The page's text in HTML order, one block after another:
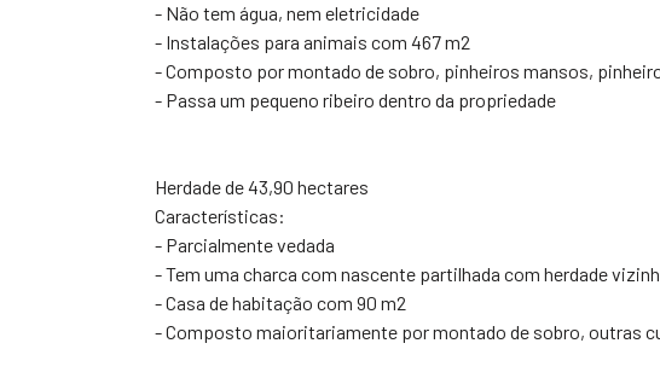
- Não tem água, nem eletricidade
- Instalações para animais com 467 m2
- Composto por montado de sobro, pinheiros mansos,
- Passa um pequeno ribeiro dentro da propriedade
Herdade de 43,90 hectares
Características:
- Parcialmente vedada
- Tem uma charca com nascente partilhada com herdade
- Casa de habitação com 90 m2
- Composto maioritariamente por montado de sobro, outras